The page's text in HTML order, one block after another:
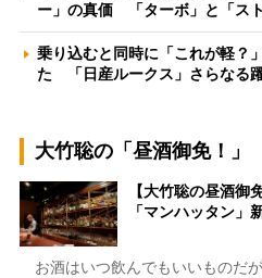
ー」の真価 「ターボ」と「ス
乗り込むと同時に「これが軽？
た 「日産ルークス」さらなる
大竹聡の「昼酒御免！」
【大竹聡の昼酒御
「マンハッタン
お酒はいつ飲んでもいいものだ